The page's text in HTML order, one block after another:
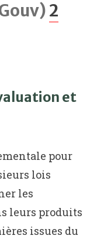
2
et
pour
lois
les
leurs produits
issues du